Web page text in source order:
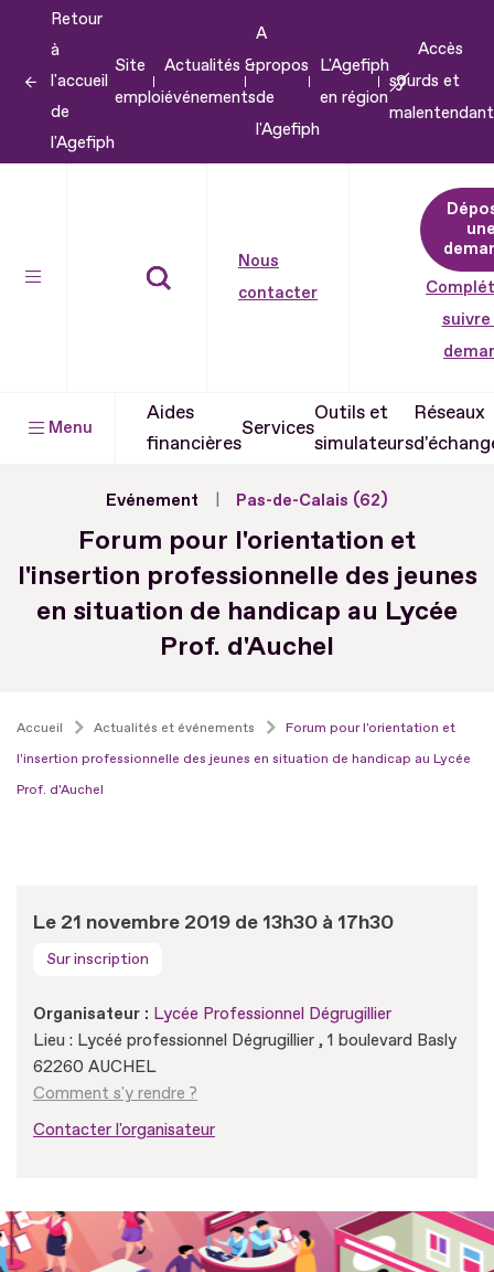
contenu
Retour
à
l'accueil
de
l'Agefiph
Site
emploi
Actualités &
événements
A
propos
de
l'Agefiph
L'Agefiph
en région
Accès
sourds et
Nous
contacter
suivre
Menu
Aides
financières
Services
Outils et
simulateurs
Réseaux
Evénement Pas-de-Calais (62)
Forum pour l'orientation et
l'insertion professionnelle des jeunes
en situation de handicap au Lycée
Prof. d'Auchel
Accueil Actualités et événements
Forum pour l'orientation et
l'insertion professionnelle des jeunes en situation de handicap au Lycée
Prof. d'Auchel
Le 21 novembre 2019 de 13h30 à 17h30
Sur inscription
Organisateur : Lycée Professionnel Dégrugillier
Lieu : Lycéé professionnel Dégrugillier , 1 boulevard Basly
62260 AUCHEL
Comment s'y rendre ?
Contacter l'organisateur